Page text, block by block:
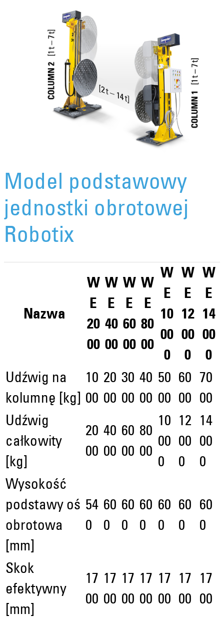
Model podstawowy
jednostki obrotowej
Robotix
Nazwa
W
E
20
00
W
E
40
00
W
E
60
00
W
E
80
00
W
E
10
00
0
W
E
12
00
0
W
E
14
00
0
Udźwig na
kolumnę [kg]
10
00
20
00
30
00
40
00
50
00
60
00
70
00
Udźwig
całkowity
[kg]
20
00
40
00
60
00
80
00
10
00
0
12
00
0
14
00
0
Wysokość
podstawy oś
obrotowa
[mm]
54
0
60
0
60
0
60
0
60
0
60
0
60
0
Skok
efektywny
[mm]
17
00
17
00
17
00
17
00
17
00
17
00
17
00